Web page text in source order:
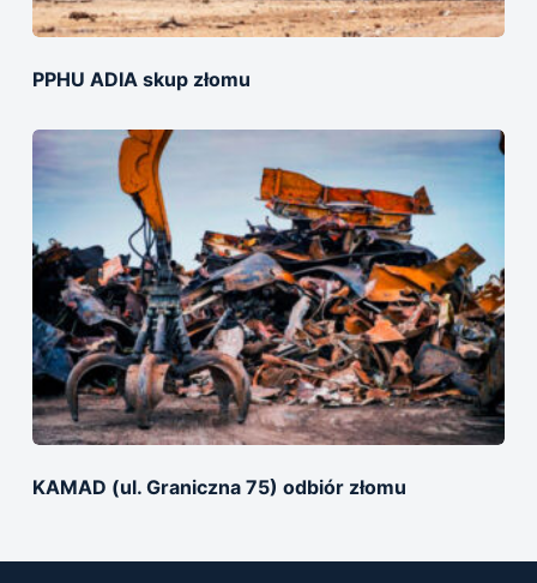
PPHU ADIA skup złomu
KAMAD (ul. Graniczna 75) odbiór złomu